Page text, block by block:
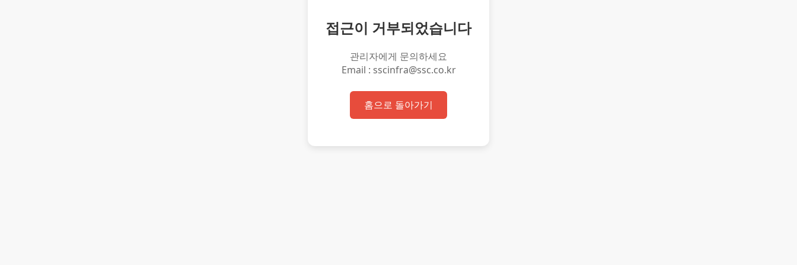
접근이 거부되었습니다
관리자에게 문의하세요
Email : sscinfra@ssc.co.kr
홈으로 돌아가기